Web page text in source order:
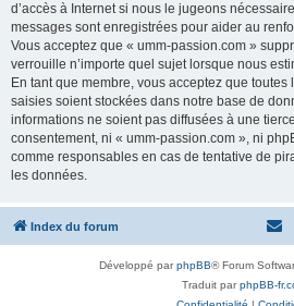
d’accès à Internet si nous le jugeons
messages sont enregistrées pour aider au
Vous acceptez que « umm-passion.com »
verrouille n’importe quel sujet lorsque nous
En tant que membre, vous acceptez que
saisies soient stockées dans notre base de
informations ne soient pas diffusées à une
consentement, ni « umm-passion.com », ni
comme responsables en cas de tentative de
les données.
Index du forum
Développé parphpBB® Forum
Traduit parphpBB-